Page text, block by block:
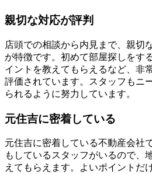
親切な対応が評判
店頭での相談から内見まで、親切
が特徴です。初めて部屋探しをす
イントを教えてもらえるなど、非
評価されています。スタッフもニ
られるように努力しています。
元住吉に密着している
元住吉に密着している不動産会社
もしているスタッフがいるので、
えてもらえます。よいポイントだ